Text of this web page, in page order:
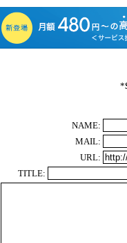
*
NAME:
MAIL:
URL:
TITLE: